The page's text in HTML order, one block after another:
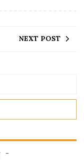
NEXT POST